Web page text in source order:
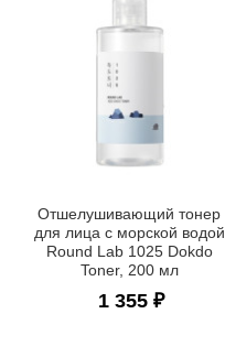
Отшелушивающий тонер
для лица с морской водой
Round Lab 1025 Dokdo
Toner, 200 мл
1 355 ₽